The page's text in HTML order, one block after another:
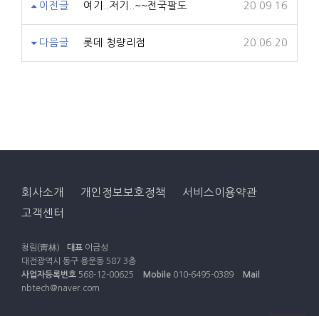
이전글 여기..저기..~~전국팔도 20.09.16
다음글 롯데 청량리점 20.06.20
회사소개 개인정보보호정책
서비스이용약관
고객센터
청림(靑林) 대표 이금성
대전광역시 동구 용운동 587 3층
사업자등록번호 568-12-00625 Mobile 010-6495-0389
Mail
nbtech@naver.com